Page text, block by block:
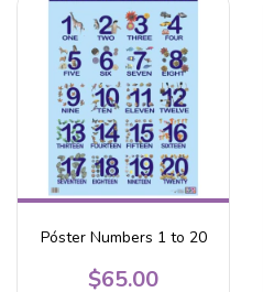
Póster Numbers 1 to 20
$65.00